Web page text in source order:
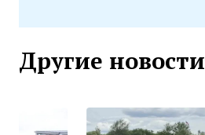
Другие новости